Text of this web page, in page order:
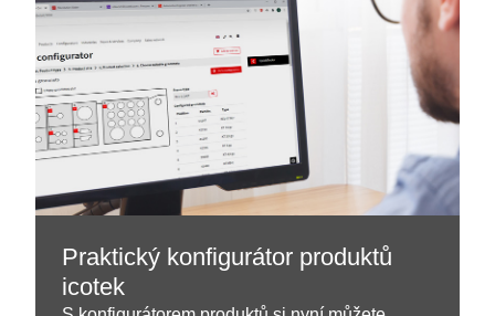
Praktický konfigurátor produktů
icotek